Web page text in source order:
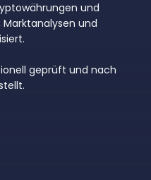
und
Marktanalysen und
geprüft und nach